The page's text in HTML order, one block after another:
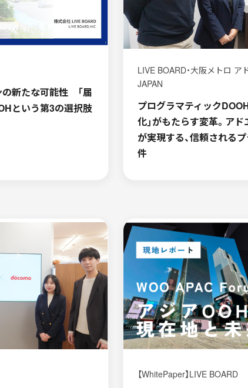
新たな可能性 「届
という第3の選択肢
LIVE BOARD・大阪メトロ ア
JAPAN
プログラマティック
化」がもたらす変革。ア
が実現する、信頼される
件
【WhitePaper】LIVE BOARD